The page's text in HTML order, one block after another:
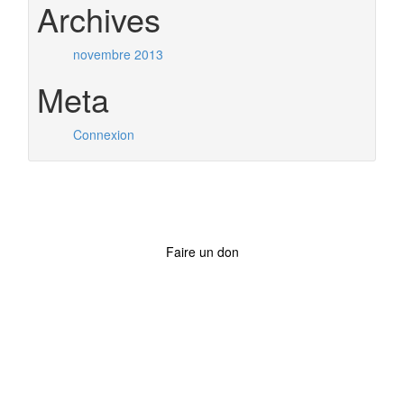
Archives
novembre 2013
Meta
Connexion
Faire un don